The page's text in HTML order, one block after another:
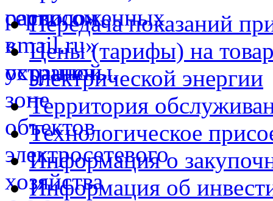
Передача показаний
Цены (тарифы) на
электрической энергии
Территория
Технологическое
Информация о
Информация об